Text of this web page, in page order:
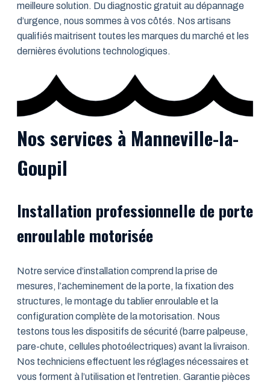
meilleure solution. Du diagnostic gratuit au dépannage
d’urgence, nous sommes à vos côtés. Nos artisans
qualifiés maitrisent toutes les marques du marché et les
dernières évolutions technologiques.
Nos services à Manneville-la-
Goupil
Installation professionnelle de porte
enroulable motorisée
Notre service d’installation comprend la prise de
mesures, l’acheminement de la porte, la fixation des
structures, le montage du tablier enroulable et la
configuration complète de la motorisation. Nous
testons tous les dispositifs de sécurité (barre palpeuse,
pare-chute, cellules photoélectriques) avant la livraison.
Nos techniciens effectuent les réglages nécessaires et
vous forment à l’utilisation et l’entretien. Garantie pièces